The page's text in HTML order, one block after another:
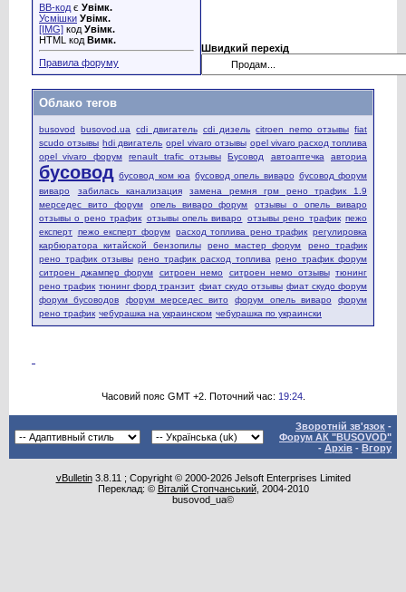
BB-код є Увімк.
Усмішки Увімк.
[IMG] код Увімк.
HTML код Вимк.
Правила форуму
Швидкий перехід
Облако тегов
busovod busovod.ua cdi двигатель cdi дизель citroen nemo отзывы fiat
scudo отзывы hdi двигатель opel vivaro отзывы opel vivaro расход топлива
opel vivaro форум
renault trafic отзывы Бусовод автоаптечка авториа
бусовод бусовод ком юа бусовод опель виваро бусовод форум
виваро
забилась канализация
замена ремня грм рено трафик 1.9
мерседес вито форум
опель виваро форум
отзывы о опель виваро
отзывы о рено трафик отзывы опель виваро отзывы рено трафик пежо
експерт пежо експерт форум расход топлива рено трафик регулировка
карбюратора китайской бензопилы
рено мастер форум
рено трафик
рено трафик отзывы рено трафик расход топлива рено трафик форум
ситроен джампер форум
ситроен немо ситроен немо отзывы тюнинг
рено трафик тюнинг форд транзит фиат скудо отзывы фиат скудо форум
форум бусоводов
форум мерседес вито форум опель виваро
форум
рено трафик чебурашка на украинском чебурашка по украински
Часовий пояс GMT +2. Поточний час: 19:24.
Зворотній зв'язок -
Форум АК "BUSOVOD"
- Архів - Вгору
vBulletin3.8.11 ; Copyright © 2000-2026 Jelsoft Enterprises Limited
Переклад: © Віталій Стопчанський, 2004-2010
busovod_ua©